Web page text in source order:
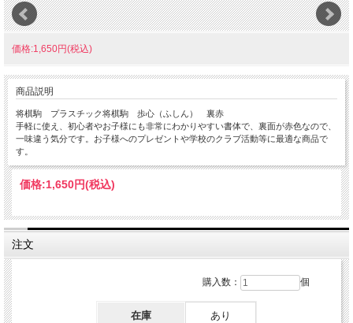
価格:1,650円(税込)
商品説明
将棋駒 プラスチック将棋駒 歩心（ふしん） 裏赤
手軽に使え、初心者やお子様にも非常にわかりやすい書体で、裏面が赤色なので、
一味違う気分です。お子様へのプレゼントや学校のクラブ活動等に最適な商品で
す。
価格:1,650円(税込)
注文
購入数： 個
在庫 あり